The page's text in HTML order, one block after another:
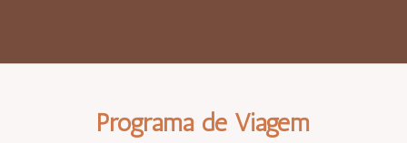
Programa de Viagem